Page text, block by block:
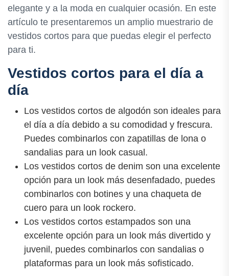
elegante y a la moda en cualquier ocasión. En este
artículo te presentaremos un amplio muestrario de
vestidos cortos para que puedas elegir el perfecto
para ti.
Vestidos cortos para el día a
día
Los vestidos cortos de algodón son ideales para
el día a día debido a su comodidad y frescura.
Puedes combinarlos con zapatillas de lona o
sandalias para un look casual.
Los vestidos cortos de denim son una excelente
opción para un look más desenfadado, puedes
combinarlos con botines y una chaqueta de
cuero para un look rockero.
Los vestidos cortos estampados son una
excelente opción para un look más divertido y
juvenil, puedes combinarlos con sandalias o
plataformas para un look más sofisticado.